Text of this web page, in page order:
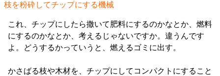
枝を粉砕してチップにする機械
これ、チップにしたら撒いて肥料にするのかなとか、燃料
にするのかなとか、考えるじゃないですか。違うんです
よ。どうするかっていうと、燃えるゴミに出す。
かさばる枝や木材を、チップにしてコンパクトにすること